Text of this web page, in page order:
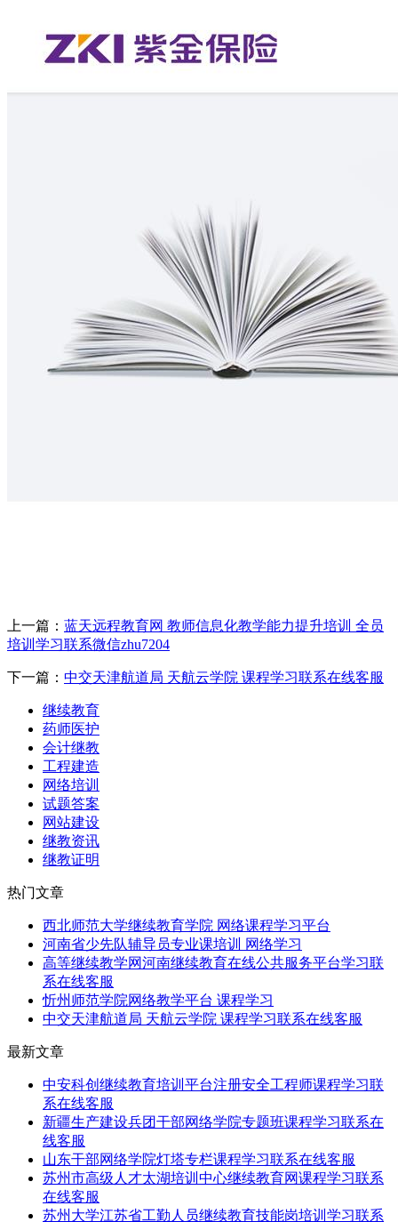
上一篇： 蓝天远程教育网 教师信息化教学能力提升培训 全员
培训学习联系微信zhu7204
下一篇： 中交天津航道局 天航云学院 课程学习联系在线客服
继续教育
药师医护
会计继教
工程建造
网络培训
试题答案
网站建设
继教资讯
继教证明
热门文章
西北师范大学继续教育学院 网络课程学习平台
河南省少先队辅导员专业课培训 网络学习
高等继续教学网河南继续教育在线公共服务平台学习联
系在线客服
忻州师范学院网络教学平台 课程学习
中交天津航道局 天航云学院 课程学习联系在线客服
最新文章
中安科创继续教育培训平台注册安全工程师课程学习联
系在线客服
新疆生产建设兵团干部网络学院专题班课程学习联系在
线客服
山东干部网络学院灯塔专栏课程学习联系在线客服
苏州市高级人才太湖培训中心继续教育网课程学习联系
在线客服
苏州大学江苏省工勤人员继续教育技能岗培训学习联系